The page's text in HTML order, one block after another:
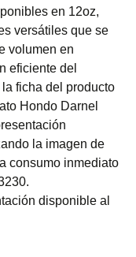
en 12oz,
versátiles que se
volumen en
eficiente del
ficha del producto
Hondo Darnel
la imagen de
consumo inmediato
disponible al